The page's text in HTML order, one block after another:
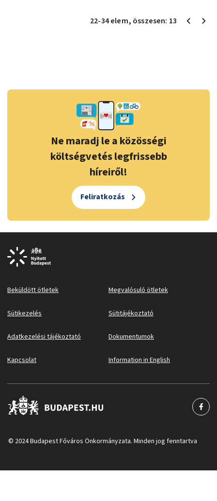
22-34elem, összesen: 13
Ne maradj le a közösségi
költségvetés legfrissebb
híreiről!
Feliratkozás
Beküldött ötletek Megvalósuló ötletek
Sütikezelés Sütitájékoztató
Adatkezelési tájékoztató Dokumentumok
Kapcsolat Information in English
© 2024 Budapest Főváros Önkormányzata. Minden jog fenntartva